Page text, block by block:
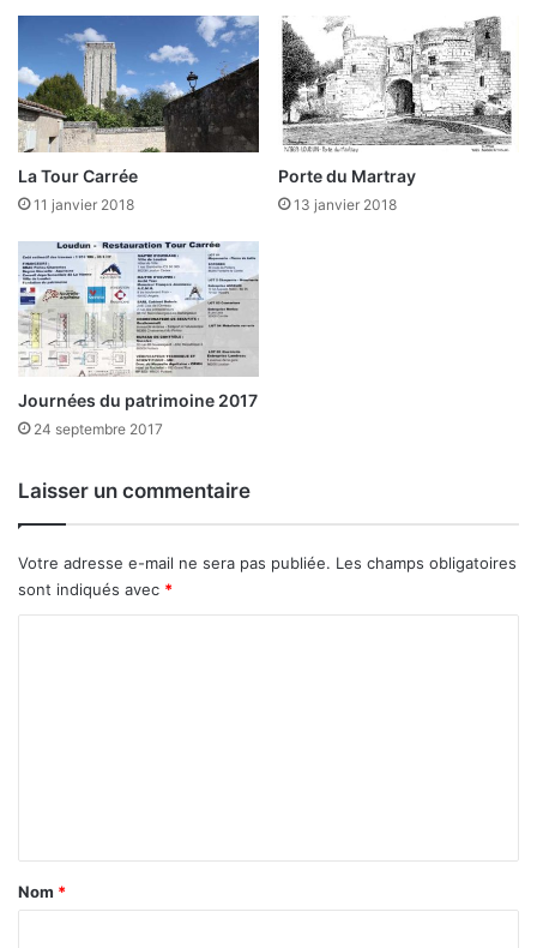
de l’importance de la place forte de Loudun.
La Tour Carrée
11 janvier 2018
Porte du Martray
13 janvier 2018
Journées du patrimoine 2017
24 septembre 2017
Laisser un commentaire
Votre adresse e-mail ne sera pas publiée. Les champs obligatoires
sont indiqués avec *
a
Nom *